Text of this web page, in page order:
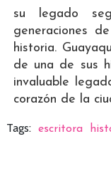
su legado
generaciones
historia.
de una de sus
invaluable
corazón de la
Tags: escritora